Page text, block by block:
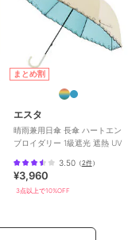
まとめ割
エスタ
晴雨兼用日傘 長傘 ハートエン
ブロイダリー 1級遮光 遮熱 UV
3.50（2件）
¥3,960
3点以上で10%OFF